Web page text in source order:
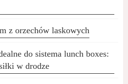
z orzechów laskowych
do sistema lunch boxes:
w drodze